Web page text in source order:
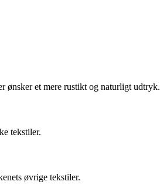
ønsker et mere rustikt og naturligt udtryk.
tekstiler.
øvrige tekstiler.